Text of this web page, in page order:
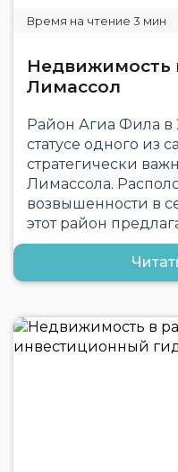
Недвижимость
Лимассол
Район Агиа Фила в
статусе одного из
стратегически
Лимассола.
возвышенности в
этот район